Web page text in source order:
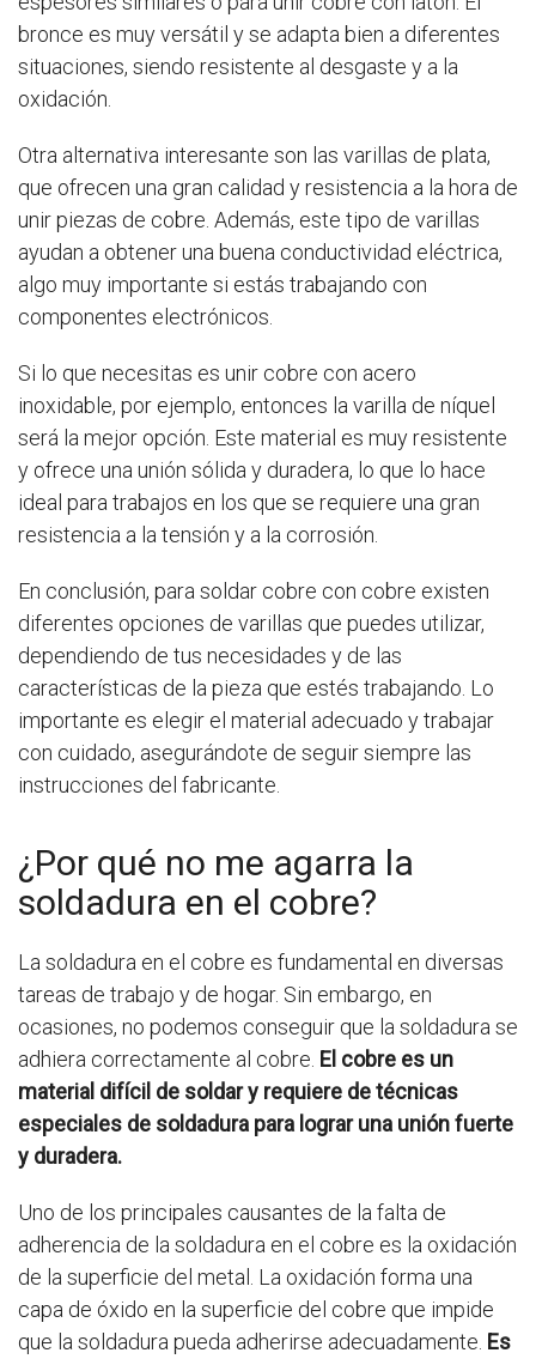
bronce es muy versátil y se adapta bien a diferentes
situaciones, siendo resistente al desgaste y a la
oxidación.
Otra alternativa interesante son las varillas de plata,
que ofrecen una gran calidad y resistencia a la hora de
unir piezas de cobre. Además, este tipo de varillas
ayudan a obtener una buena conductividad eléctrica,
algo muy importante si estás trabajando con
componentes electrónicos.
Si lo que necesitas es unir cobre con acero
inoxidable, por ejemplo, entonces la varilla de níquel
será la mejor opción. Este material es muy resistente
y ofrece una unión sólida y duradera, lo que lo hace
ideal para trabajos en los que se requiere una gran
resistencia a la tensión y a la corrosión.
En conclusión, para soldar cobre con cobre existen
diferentes opciones de varillas que puedes utilizar,
dependiendo de tus necesidades y de las
características de la pieza que estés trabajando. Lo
importante es elegir el material adecuado y trabajar
con cuidado, asegurándote de seguir siempre las
instrucciones del fabricante.
¿Por qué no me agarra la
soldadura en el cobre?
La soldadura en el cobre es fundamental en diversas
tareas de trabajo y de hogar. Sin embargo, en
ocasiones, no podemos conseguir que la soldadura se
adhiera correctamente al cobre. El cobre es un
material difícil de soldar y requiere de técnicas
especiales de soldadura para lograr una unión fuerte
y duradera.
Uno de los principales causantes de la falta de
adherencia de la soldadura en el cobre es la oxidación
de la superficie del metal. La oxidación forma una
capa de óxido en la superficie del cobre que impide
que la soldadura pueda adherirse adecuadamente. Es